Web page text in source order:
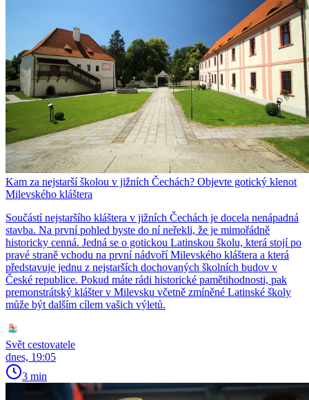
Kam za nejstarší školou v jižních Čechách? Objevte gotický klenot
Milevského kláštera
Součástí nejstaršího kláštera v jižních Čechách je docela nenápadná
stavba. Na první pohled byste do ní neřekli, že je mimořádně
historicky cenná. Jedná se o gotickou Latinskou školu, která stojí po
pravé straně vchodu na první nádvoří Milevského kláštera a která
představuje jednu z nejstarších dochovaných školních budov v
České republice. Pokud máte rádi historické pamětihodnosti, pak
premonstrátský klášter v Milevsku včetně zmíněné Latinské školy
může být dalším cílem vašich výletů.
Svět cestovatele
dnes, 19:05
3 min